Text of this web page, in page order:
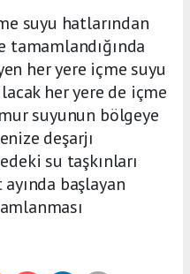
suyu hatlarından
tamamlandığında
her yere içme suyu
her yere de içme
suyunun bölgeye
deşarjı
su taşkınları
başlayan